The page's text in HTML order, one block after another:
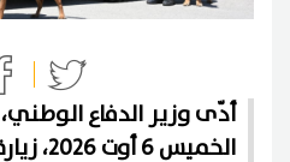
أدّى وزير الدفاع
الخميس